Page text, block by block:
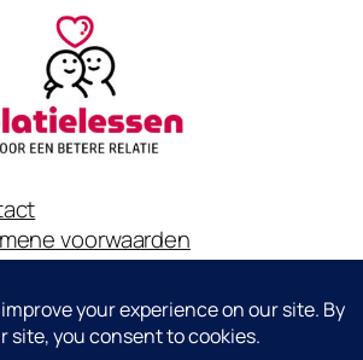
voorwaarden
om content van deze website zonder
te gebruiken voor eigen